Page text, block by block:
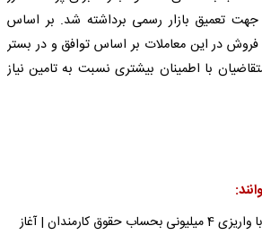
تعمیق بازار رسمی برداشته شد. بر اساس
در این معاملات بر اساس توافق و در بستر
با اطمینان بیشتری نسبت به تامین نیاز
غافلگیری دولت با واریزی 4 میلیونی بحساب حقوق کارمندان | آغاز